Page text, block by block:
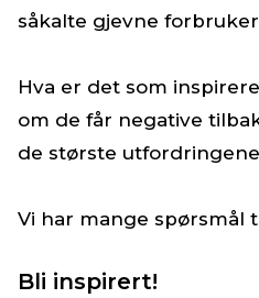
såkalte gjevne
Hva er det som
om de får negative
de største
Vi har mange spørsmål
Bli inspirert!